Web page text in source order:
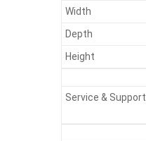
Width
Depth
Height
Service & Support